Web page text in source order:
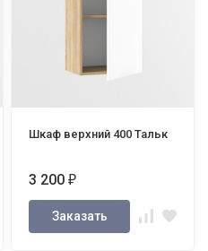
Шкаф верхний 400 Тальк
3 200₽
Заказать